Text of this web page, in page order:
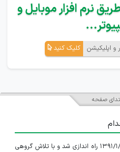
نرم افزار موبایل و
و اپلیکیشن کلیک کنید
صفحه
سایت ایران استخدام در تاریخ ۱۳۹۱/۱/۱۰ راه اندازی شد و با تلاش گروهی